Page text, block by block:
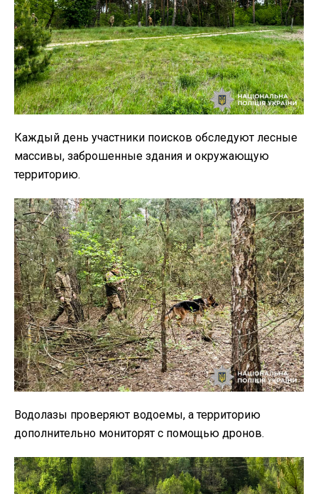
Каждый день участники поисков обследуют лесные
массивы, заброшенные здания и окружающую
территорию.
Водолазы проверяют водоемы, а территорию
дополнительно мониторят с помощью дронов.